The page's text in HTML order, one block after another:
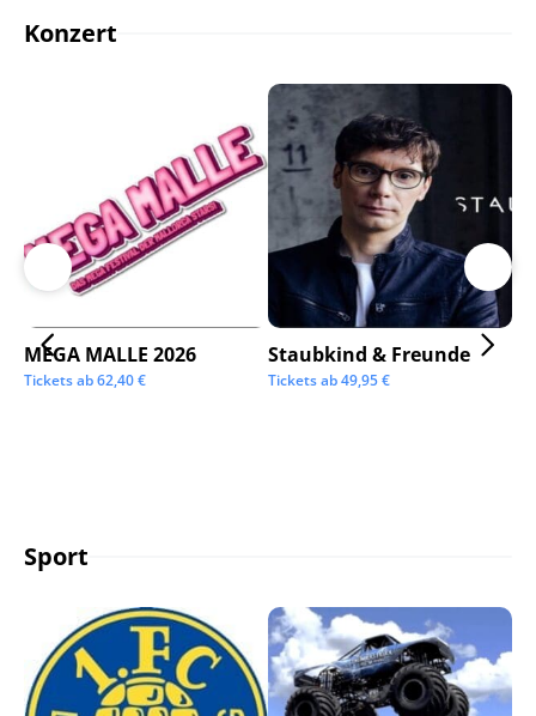
Konzert
MEGA MALLE 2026
Tickets ab62,40€
Staubkind & Freunde
Tickets ab49,95€
Sport